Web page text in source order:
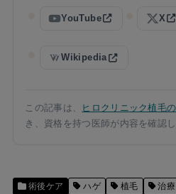
YouTube X
Wikipedia
この記事は、 ヒロクリニック植毛
き、資格を持つ医師が内容を確認し
術後ケア ハゲ 植毛 治